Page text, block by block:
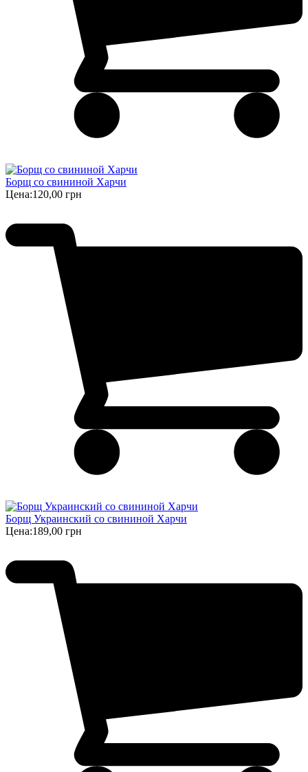
Борщ cо свининой Харчи
Цена:120,00 грн
Борщ Украинский cо свининой Харчи
Цена:189,00 грн